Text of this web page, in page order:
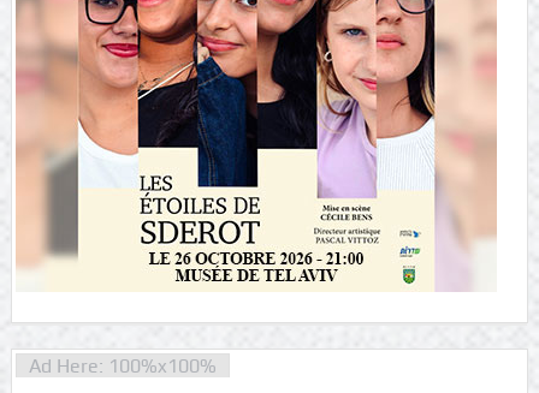
Ad Here: 100%x100%